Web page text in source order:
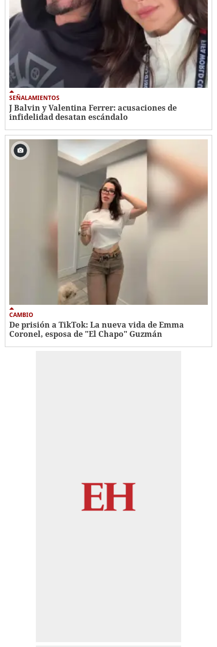
SEÑALAMIENTOS
J Balvin y Valentina Ferrer: acusaciones de
infidelidad desatan escándalo
CAMBIO
De prisión a TikTok: La nueva vida de Emma
Coronel, esposa de "El Chapo" Guzmán